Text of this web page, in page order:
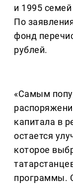
и 1995
По
фонд
рублей.
«Самым
капитала в
остается
которое
программы.